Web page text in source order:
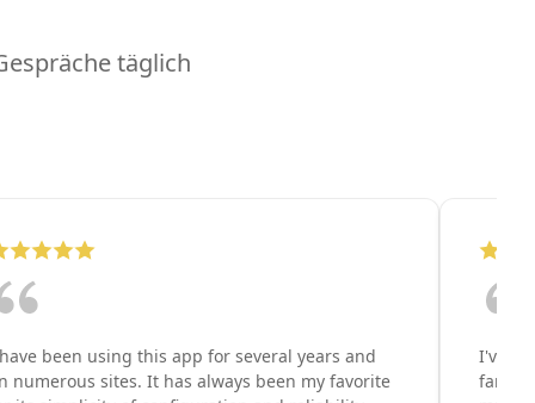
täglich
been using this app for several years and
numerous sites. It has always been my favorite
I've
far